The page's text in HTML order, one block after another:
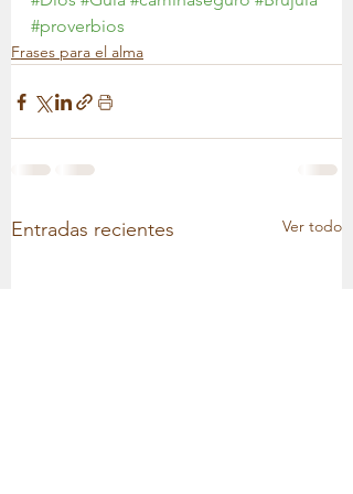
#proverbios
Frases para el alma
Entradas recientes Ver todo